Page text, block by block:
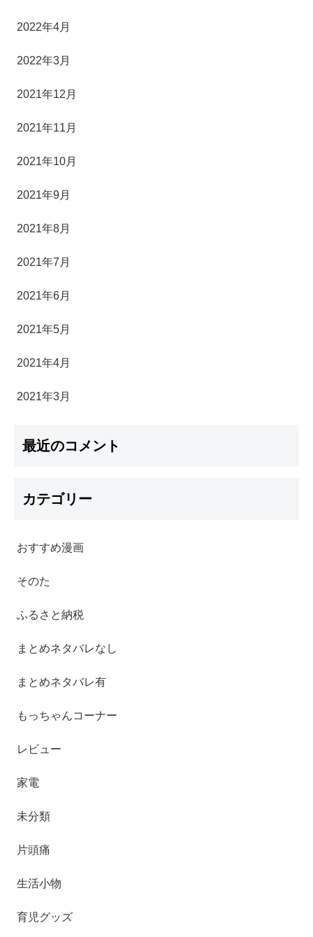
2022年4月
2022年3月
2021年12月
2021年11月
2021年10月
2021年9月
2021年8月
2021年7月
2021年6月
2021年5月
2021年4月
2021年3月
最近のコメント
カテゴリー
おすすめ漫画
そのた
ふるさと納税
まとめネタバレなし
まとめネタバレ有
もっちゃんコーナー
レビュー
家電
未分類
片頭痛
生活小物
育児グッズ